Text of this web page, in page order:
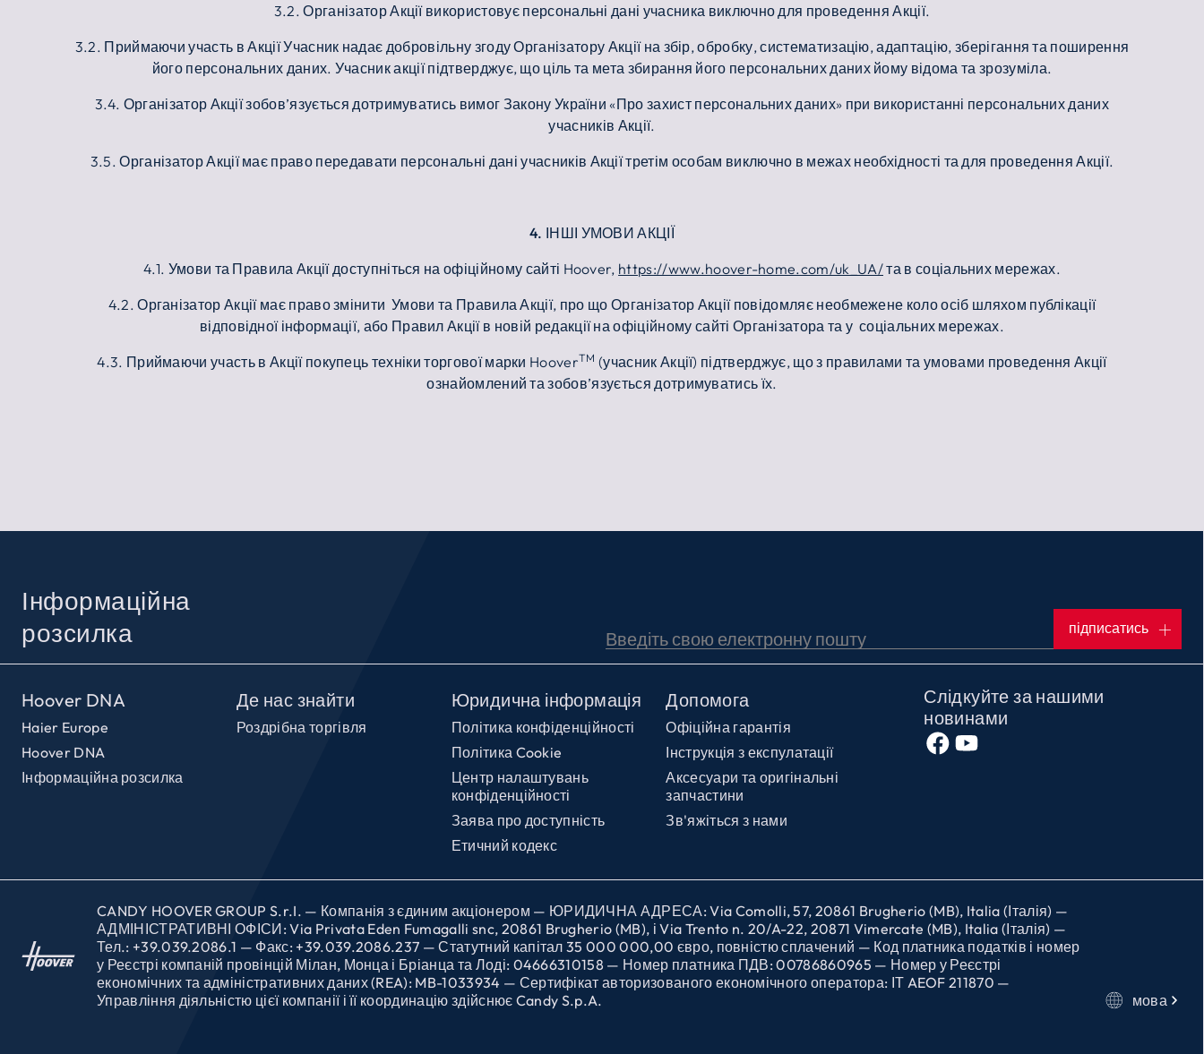
3.2. Організатор Акції використовує персональні дані учасника виключно для проведення Акції.
3.2. Приймаючи участь в Акції Учасник надає добровільну згоду Організатору Акції на збір, обробку, систематизацію, адаптацію, зберігання та поширення
його персональних даних. Учасник акції підтверджує, що ціль та мета збирання його персональних даних йому відома та зрозуміла.
3.4. Організатор Акції зобов’язується дотримуватись вимог Закону України «Про захист персональних даних» при використанні персональних даних
учасників Акції.
3.5. Організатор Акції має право передавати персональні дані учасників Акції третім особам виключно в межах необхідності та для проведення Акції.
4. ІНШІ УМОВИ АКЦІЇ
4.1. Умови та Правила Акції доступніться на офіційному сайті Hoover, https://www.hoover-home.com/uk_UA/та в соціальних мережах.
4.2. Організатор Акції має право змінити Умови та Правила Акції, про що Організатор Акції повідомляє необмежене коло осіб шляхом публікації
відповідної інформації, або Правил Акції в новій редакції на офіційному сайті Організатора та у соціальних мережах.
4.3. Приймаючи участь в Акції покупець техніки торгової марки HooverTM (учасник Акції) підтверджує, що з правилами та умовами проведення Акції
ознайомлений та зобов’язується дотримуватись їх.
Інформаційна
розсилка
Введіть свою електронну пошту підписатись
Hoover DNA
Haier Europe
Hoover DNA
Інформаційна розсилка
Де нас знайти
Роздрібна торгівля
Юридична інформація
Політика конфіденційності
Політика Cookie
Центр налаштувань
конфіденційності
Заява про доступність
Етичний кодекс
Допомога
Офіційна гарантія
Інструкція з експулатації
Аксесуари та оригінальні
запчастини
Зв'яжіться з нами
Слідкуйте за нашими
новинами
CANDY HOOVER GROUP S.r.I. — Компанія з єдиним акціонером — ЮРИДИЧНА АДРЕСА: Via Comolli, 57, 20861 Brugherio (MB), Italia (Італія) —
АДМІНІСТРАТИВНІ ОФІСИ: Via Privata Eden Fumagalli snc, 20861 Brugherio (MB), і Via Trento n. 20/A-22, 20871 Vimercate (MB), Italia (Італія) —
Тел.: +39.039.2086.1 — Факс: +39.039.2086.237 — Статутний капітал 35 000 000,00 євро, повністю сплачений — Код платника податків і номер
у Реєстрі компаній провінцій Мілан, Монца і Бріанца та Лоді: 04666310158 — Номер платника ПДВ: 00786860965 — Номер у Реєстрі
економічних та адміністративних даних (REA): MB-1033934 — Сертифікат авторизованого економічного оператора: ІТ AEOF 211870 —
Управління діяльністю цієї компанії і її координацію здійснює Candy S.p.A.
мова